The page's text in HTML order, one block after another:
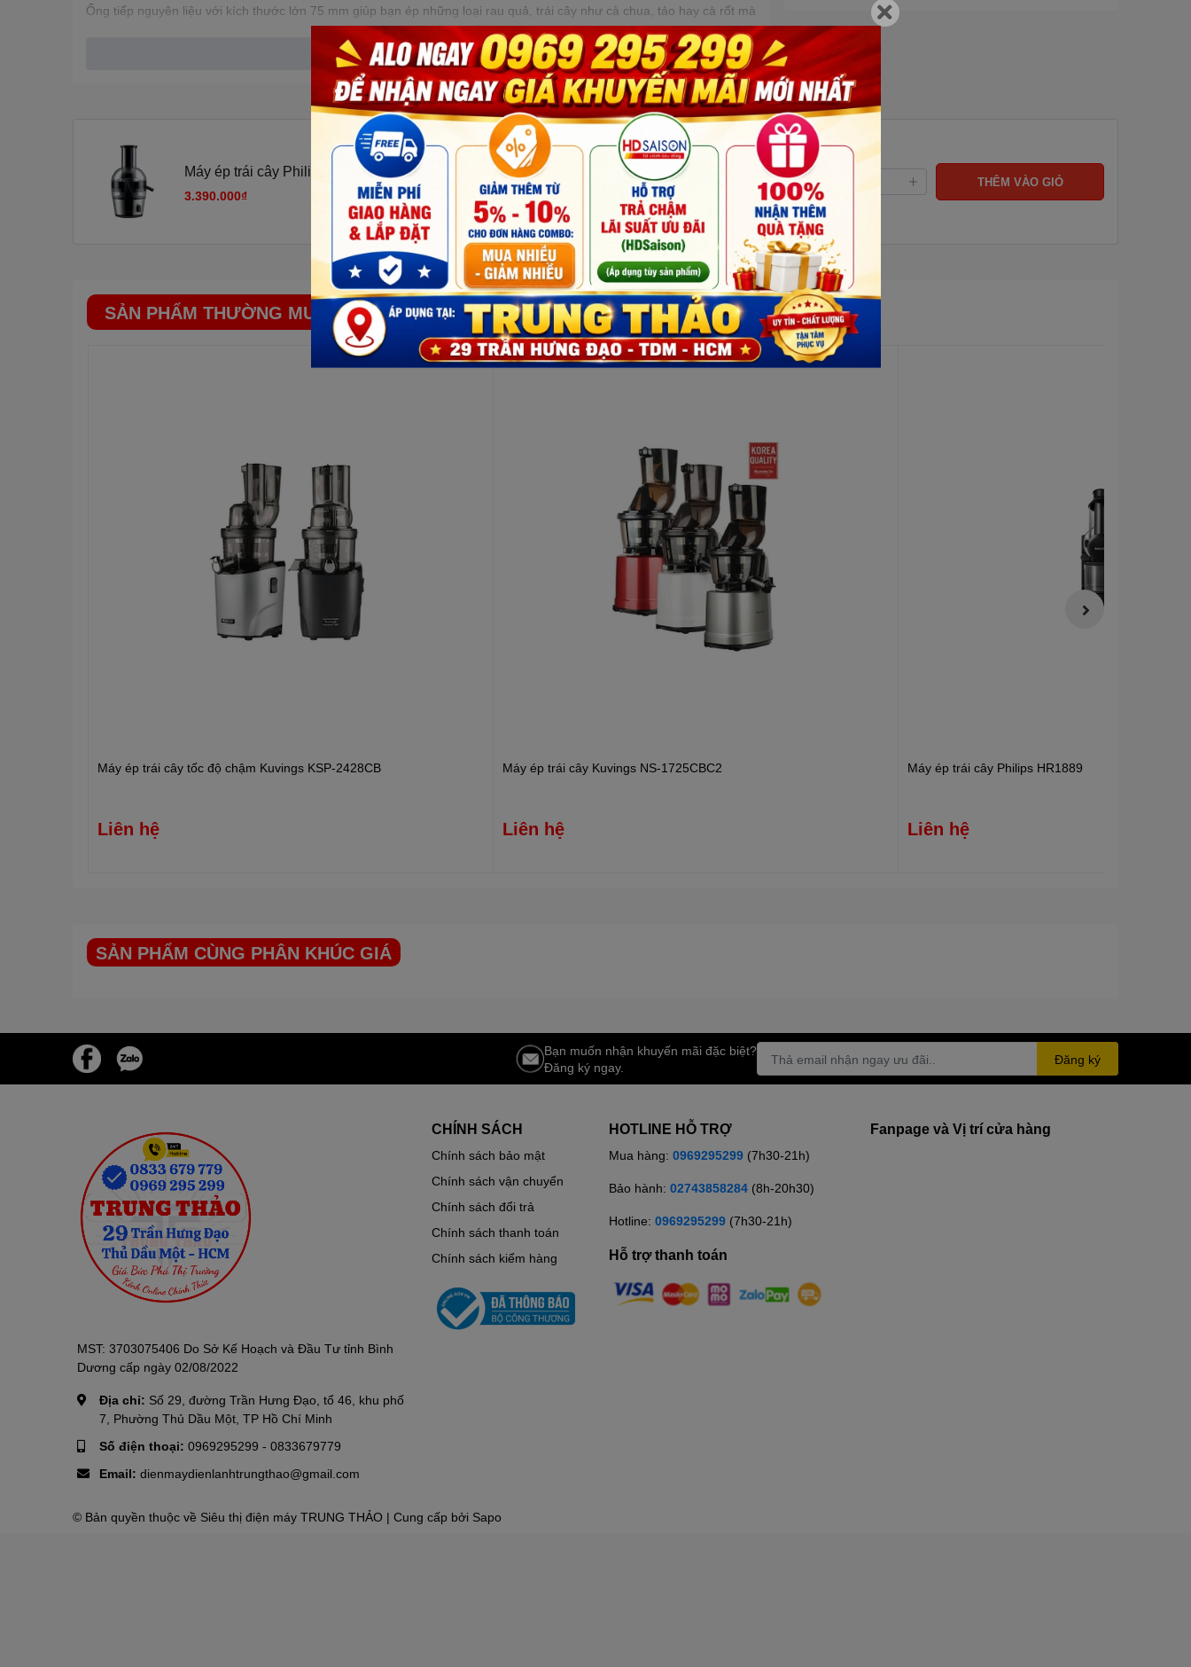
Ống tiếp nguyên liệu với kích thước lớn 75 mm giúp bạn ép những loại rau quả, trái cây như cà chua, táo hay cà rốt mà
Khay đựng bã trong suốt để bạn có thể quan sát lượng bã nhằm loại bỏ chúng ngay khi khay đầy. Dung tích 1.2 L của
khay đựng bã là khá lớn, bạn có thể ép liên tục nhiều loại nước ép lên đến 2 L trong một lần ép cùng với chỉ 1 lần đổ
LƯỚI LỌC DỄ VỆ SINH
Xem thêm
Máy ép trái cây Philips HR1863
3.390.000₫
Số lượng: THÊM VÀO GIỎ
SẢN PHẨM THƯỜNG MUA CÙNG
Máy ép trái cây tốc độ chậm Kuvings KSP-2428CB
Liên hệ
Máy ép trái cây Kuvings NS-1725CBC2
Liên hệ
Máy ép trái cây Philips HR1889
Liên hệ
SẢN PHẨM CÙNG PHÂN KHÚC GIÁ
Bạn muốn nhận khuyến mãi đặc biệt?
Đăng ký ngay.
Đăng ký
MST: 3703075406 Do Sở Kế Hoạch và Đầu Tư tỉnh Bình
Dương cấp ngày 02/08/2022
Địa chỉ: Số 29, đường Trần Hưng Đạo, tổ 46, khu phố
7, Phường Thủ Dầu Một, TP Hồ Chí Minh
Số điện thoại: 0969295299 - 0833679779
Email: dienmaydienlanhtrungthao@gmail.com
CHÍNH SÁCH
Chính sách bảo mật
Chính sách vận chuyển
Chính sách đổi trả
Chính sách thanh toán
Chính sách kiểm hàng
HOTLINE HỖ TRỢ
Mua hàng: 0969295299 (7h30-21h)
Bảo hành: 02743858284 (8h-20h30)
Hotline: 0969295299 (7h30-21h)
Hỗ trợ thanh toán
Fanpage và Vị trí cửa hàng
© Bản quyền thuộc về Siêu thị điện máy TRUNG THẢO | Cung cấp bởi Sapo